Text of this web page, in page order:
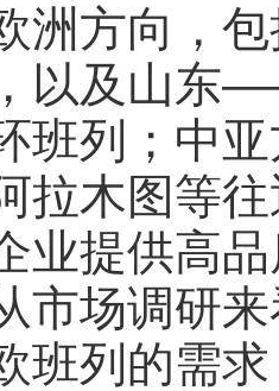
洲方向，
以及山
班列；中
拉木图等
业提供高
市场调研
班列的需